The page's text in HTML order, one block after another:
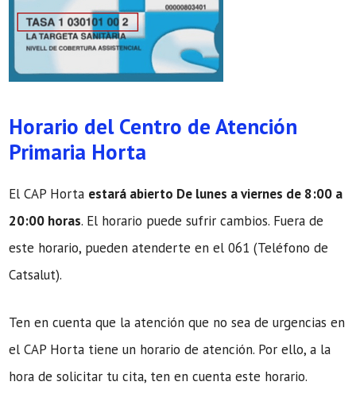
Horario del Centro de Atención
Primaria Horta
El CAP Horta estará abierto De lunes a viernes de 8:00 a
20:00 horas. El horario puede sufrir cambios. Fuera de
este horario, pueden atenderte en el 061 (Teléfono de
Catsalut).
Ten en cuenta que la atención que no sea de urgencias en
el CAP Horta tiene un horario de atención. Por ello, a la
hora de solicitar tu cita, ten en cuenta este horario.